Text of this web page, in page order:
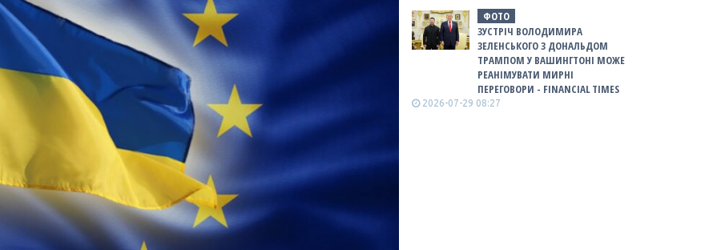
ФОТО
ЗУСТРІЧ ВОЛОДИМИРА
ЗЕЛЕНСЬКОГО З ДОНАЛЬДОМ
ТРАМПОМ У ВАШИНГТОНІ МОЖЕ
РЕАНІМУВАТИ МИРНІ
ПЕРЕГОВОРИ - FINANCIAL TIMES
2026-07-29 08:27